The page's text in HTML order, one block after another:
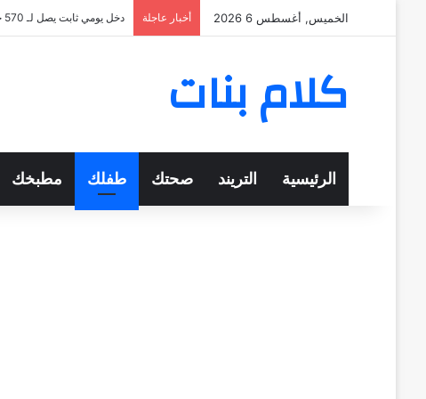
الخميس, أغسطس 6 2026 أخبار عاجلة دخل يومي ثابت يصل لـ 570 جنيهًا
كلام بنات
الرئيسية التريند صحتك طفلك مطبخك